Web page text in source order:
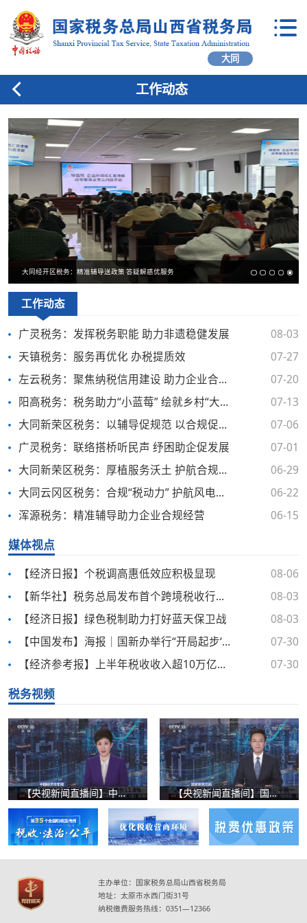
大同
工作动态
大同经开区税务：精准辅导送政策 答疑解惑优服务
工作动态
广灵税务：发挥税务职能 助力非遗稳健发展
08-03
天镇税务：服务再优化 办税提质效
07-27
左云税务：聚焦纳税信用建设 助力企业合规发展
07-20
阳高税务：税务助力“小蓝莓” 绘就乡村“大图景”
07-13
大同新荣区税务：以辅导促规范 以合规促发展
07-06
广灵税务：联络搭桥听民声 纾困助企促发展
07-01
大同新荣区税务：厚植服务沃土 护航合规发展
06-29
大同云冈区税务：合规“税动力” 护航风电乘“风”而上
06-22
浑源税务：精准辅导助力企业合规经营
06-15
媒体视点
【经济日报】个税调高惠低效应积极显现
08-06
【新华社】税务总局发布首个跨境税收行业类指引
08-03
【经济日报】绿色税制助力打好蓝天保卫战
08-03
【中国发布】海报｜国新办举行“开局起步‘十五五’”系列主题新闻发布会 介绍“十五五”时期税收改革发展有关情况
07-30
【经济参考报】上半年税收收入超10万亿元 新动能领域增收效应明显
07-30
税务视频
【央视新闻直播间】中国经济半年报 惠民税收优惠政策减免税同比增长11.8% 【央视新闻直播间】国家税务总局 治理违规招商引资涉税 维护市场公平统一
主办单位：国家税务总局山西省税务局
地址：太原市水西门街31号
纳税缴费服务热线：0351—12366